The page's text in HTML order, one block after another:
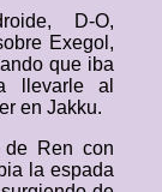
D-O,
Exegol,
que iba
llevarle al
en Jakku.
de Ren con
la espada